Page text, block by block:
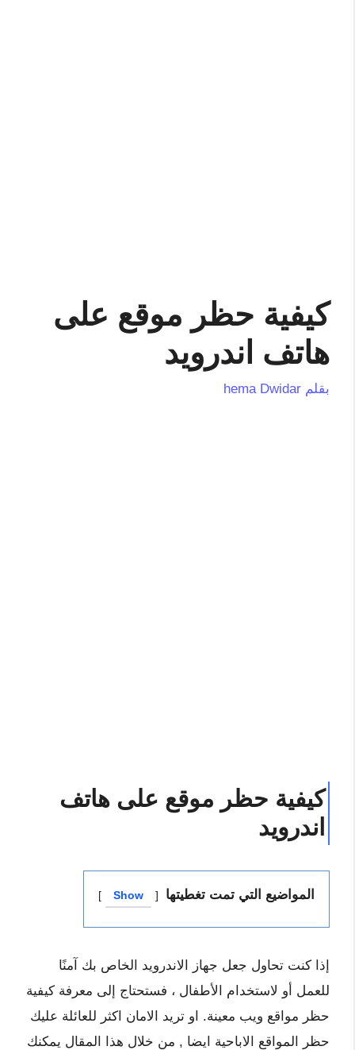
كيفية حظر موقع على
هاتف اندرويد
بقلم hema Dwidar
كيفية حظر موقع على هاتف
اندرويد
المواضيع التي تمت تغطيتها Show
إذا كنت تحاول جعل جهاز الاندرويد الخاص بك آمنًا
للعمل أو لاستخدام الأطفال ، فستحتاج إلى معرفة كيفية
حظر مواقع ويب معينة. او تريد الامان اكثر للعائلة عليك
حظر المواقع الاباحية ايضا , من خلال هذا المقال يمكنك